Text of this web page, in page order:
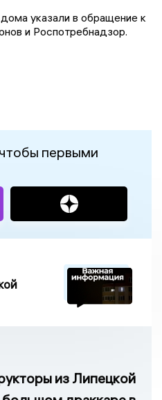
указали в обращение к
и Роспотребнадзор.
первыми
из Липецкой